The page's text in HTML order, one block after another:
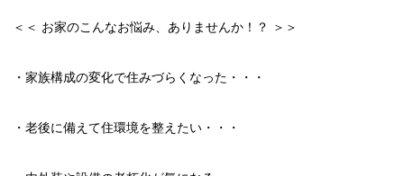
＜＜ お家のこんなお悩み、ありませんか！？ ＞＞
・家族構成の変化で住みづらくなった・・・
・老後に備えて住環境を整えたい・・・